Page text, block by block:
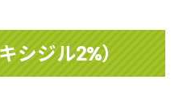
シジル2%）